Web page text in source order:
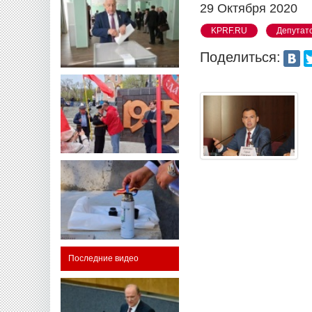
Последние видео
29 Октября 2020
KPRF.RU
Поделиться: